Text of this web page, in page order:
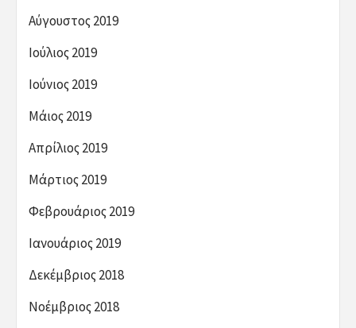
Αύγουστος 2019
Ιούλιος 2019
Ιούνιος 2019
Μάιος 2019
Απρίλιος 2019
Μάρτιος 2019
Φεβρουάριος 2019
Ιανουάριος 2019
Δεκέμβριος 2018
Νοέμβριος 2018